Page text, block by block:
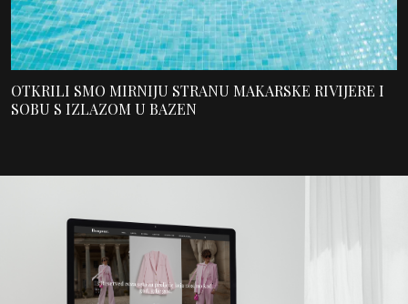
OTKRILI SMO MIRNIJU STRANU MAKARSKE RIVIJERE I
SOBU S IZLAZOM U BAZEN